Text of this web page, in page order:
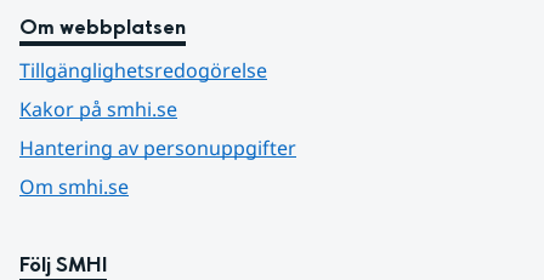
Om webbplatsen
Tillgänglighetsredogörelse
Kakor på smhi.se
Hantering av personuppgifter
Om smhi.se
Följ SMHI